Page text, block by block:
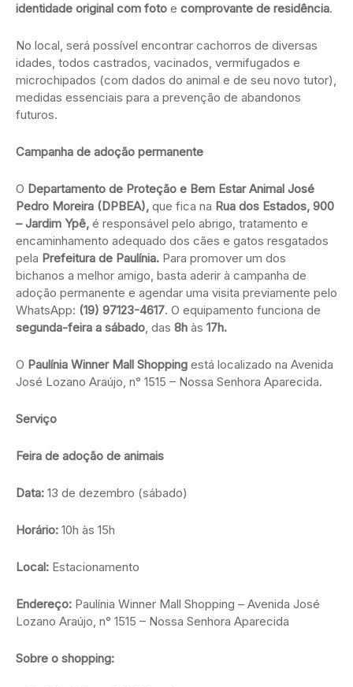
identidade original com foto e comprovante de residência.
No local, será possível encontrar cachorros de diversas
idades, todos castrados, vacinados, vermifugados e
microchipados (com dados do animal e de seu novo tutor),
medidas essenciais para a prevenção de abandonos
futuros.
Campanha de adoção permanente
O Departamento de Proteção e Bem Estar Animal José
Pedro Moreira (DPBEA), que fica na Rua dos Estados, 900
– Jardim Ypê, é responsável pelo abrigo, tratamento e
encaminhamento adequado dos cães e gatos resgatados
pela Prefeitura de Paulínia. Para promover um dos
bichanos a melhor amigo, basta aderir à campanha de
adoção permanente e agendar uma visita previamente pelo
WhatsApp: (19) 97123-4617. O equipamento funciona de
segunda-feira a sábado, das 8h às 17h.
O Paulínia Winner Mall Shopping está localizado na Avenida
José Lozano Araújo, n° 1515 – Nossa Senhora Aparecida.
Serviço
Feira de adoção de animais
Data: 13 de dezembro (sábado)
Horário: 10h às 15h
Local: Estacionamento
Endereço: Paulínia Winner Mall Shopping – Avenida José
Lozano Araújo, n° 1515 – Nossa Senhora Aparecida
Sobre o shopping: